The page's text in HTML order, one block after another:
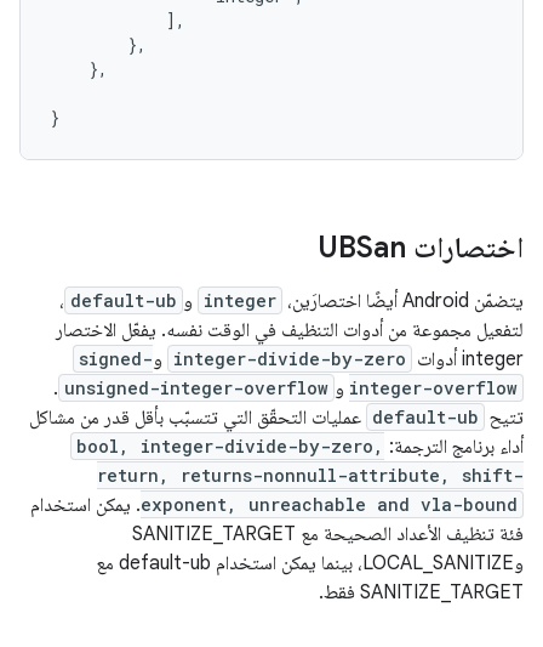
            ],
        },
    },
اختصارات UBSan
يتضمّن Android أيضًا اختصارَين، integer و default-ub ،
لتفعيل مجموعة من أدوات التنظيف في الوقت نفسه. يفعّل الاختصار
integer أدوات
integer-divide-by-zero وsigned-
integer-overflow و unsigned-integer-overflow
.
تتيح default-ub عمليات التحقّق التي تتسبّب بأقل قدر من مشاكل
أداء برنامج الترجمة: bool, integer-divide-by-zero,
return, returns-nonnull-attribute, shift-
exponent, unreachable and vla-bound. يمكن استخدام
فئة تنظيف الأعداد الصحيحة مع SANITIZE_TARGET
وLOCAL_SANITIZE، بينما يمكن استخدام default-ub مع
SANITIZE_TARGET فقط.